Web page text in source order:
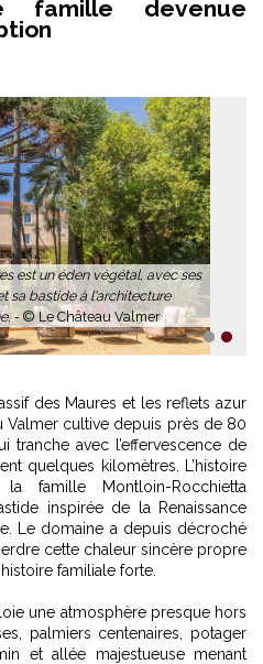
famille devenue
est un éden végétal, avec ses
sa bastide à l'architecture
-© Le Château Valmer
1
des Maures et les reflets azur
Valmer cultive depuis près de 80
tranche avec l’effervescence de
quelques kilomètres. L’histoire
famille Montloin-Rocchietta
inspirée de la Renaissance
Le domaine a depuis décroché
cette chaleur sincère propre
familiale forte.
une atmosphère presque hors
palmiers centenaires, potager
et allée majestueuse menant